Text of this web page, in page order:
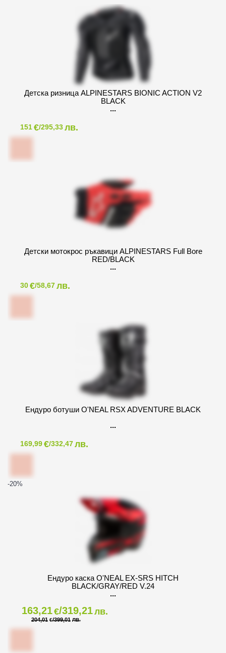
Детска ризница ALPINESTARS BIONIC ACTION V2
BLACK
151€/295,33лв.
Детски мотокрос ръкавици ALPINESTARS Full Bore
RED/BLACK
30€/58,67лв.
Ендуро ботуши O'NEAL RSX ADVENTURE BLACK
169,99€/332,47лв.
-20%
Ендуро каска O'NEAL EX-SRS HITCH
BLACK/GRAY/RED V.24
163,21€/319,21лв.
204,01 €/399,01 ЛВ.